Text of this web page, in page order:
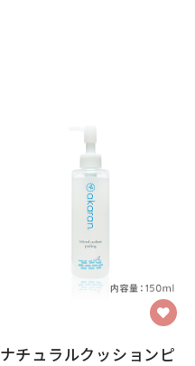
ナチュラルクッションピ